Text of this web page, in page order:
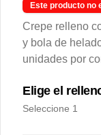
Este producto no
Crepe relleno
y bola de
unidades por
Elige el
Seleccione 1